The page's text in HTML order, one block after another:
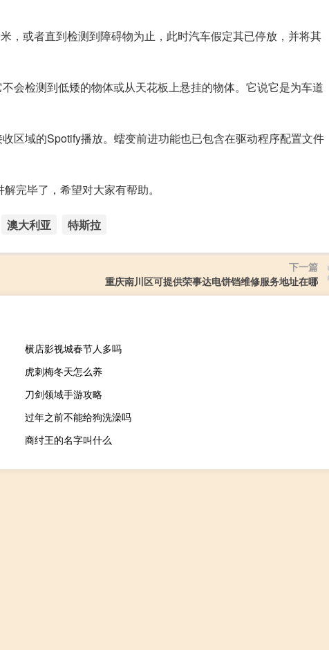
，或者直到检测到障碍物为止，此时汽车假定其已停放，并将其
会检测到低矮的物体或从天花板上悬挂的物体。它说它是为车道
区域的Spotify播放。蠕变前进功能也已包含在驱动程序配置文件
完毕了，希望对大家有帮助。
澳大利亚 特斯拉
下一篇
重庆南川区可提供荣事达电饼铛维修服务地址在哪
横店影视城春节人多吗
虎刺梅冬天怎么养
刀剑领域手游攻略
过年之前不能给狗洗澡吗
商纣王的名字叫什么